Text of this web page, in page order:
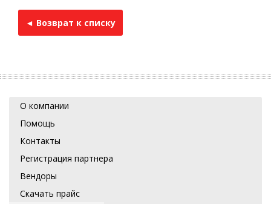
◄ Возврат к списку
О компании
Помощь
Контакты
Регистрация партнера
Вендоры
Скачать прайс